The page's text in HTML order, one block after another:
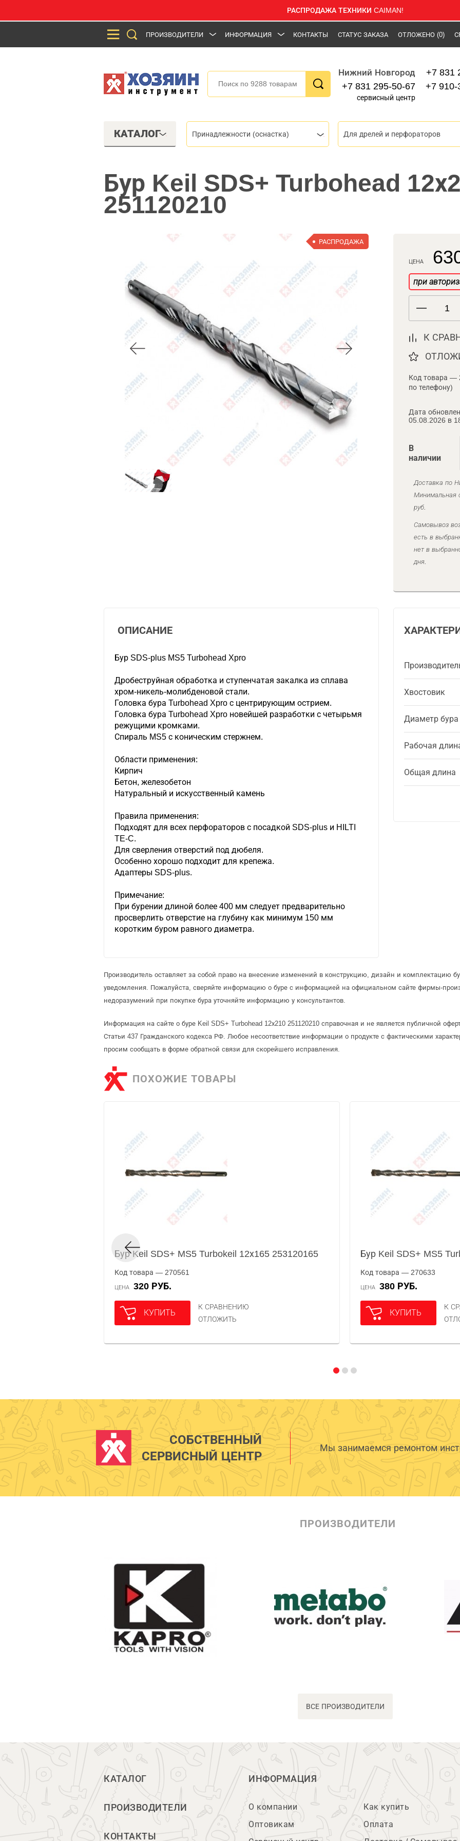
РАСПРОДАЖА ТЕХНИКИ CAIMAN!
ПРОИЗВОДИТЕЛИ ИНФОРМАЦИЯ КОНТАКТЫ СТАТУС ЗАКАЗА ОТЛОЖЕНО (0)
Нижний Новгород
+7 831 295-50-67
сервисный центр
+7 831
+7 910-
КАТАЛОГ Принадлежности (оснастка) Для дрелей и перфораторов
Бур Keil SDS+ Turbohead
251120210
РАСПРОДАЖА
ЦЕНА
при
К
Код товара —
по телефону)
Дата
05.08.2026 в
В
наличии
Доставка по
Минимальная
руб.
Самовывоз
есть в
нет в
дня.
Хвостовик
Диаметр бура
Рабочая
Общая длина
ОПИСАНИЕ
Бур SDS-plus MS5 Turbohead Xpro
Дробеструйная обработка и ступенчатая закалка из сплава
хром-никель-молибденовой стали.
Головка бура Turbohead Xpro с центрирующим острием.
Головка бура Turbohead Xpro новейшей разработки с четырьмя
режущими кромками.
Спираль MS5 с коническим стержнем.
Области применения:
Кирпич
Бетон, железобетон
Натуральный и искусственный камень
Правила применения:
Подходят для всех перфораторов с посадкой SDS-plus и HILTI
TE-C.
Для сверления отверстий под дюбеля.
Особенно хорошо подходит для крепежа.
Адаптеры SDS-plus.
Примечание:
При бурении длиной более 400 мм следует предварительно
просверлить отверстие на глубину как минимум 150 мм
коротким буром равного диаметра.
Производитель оставляет за собой право на внесение изменений в конструкцию, дизайн и комплектацию
уведомления. Пожалуйста, сверяйте информацию о буре с информацией на официальном сайте фирмы-
недоразумений при покупке бура уточняйте информацию у консультантов.
Информация на сайте о буре Keil SDS+ Turbohead 12х210 251120210 справочная и не является публичной
Статьи 437 Гражданского кодекса РФ. Любое несоответствие информации о продукте с фактическими
просим сообщать в форме обратной связи для скорейшего исправления.
ПОХОЖИЕ ТОВАРЫ
Бур Keil SDS+ MS5 Turbokeil 12х165 253120165
Код товара — 270561
ЦЕНА 320 РУБ.
КУПИТЬ
К СРАВНЕНИЮ
ОТЛОЖИТЬ
Бур Keil SDS+ MS5
Код товара — 270633
ЦЕНА 380 РУБ.
КУПИТЬ
К
СОБСТВЕННЫЙ
СЕРВИСНЫЙ ЦЕНТР
Мы занимаемся ремонтом
ПРОИЗВОДИТЕЛИ
ВСЕ ПРОИЗВОДИТЕЛИ
КАТАЛОГ
ПРОИЗВОДИТЕЛИ
КОНТАКТЫ
ИНФОРМАЦИЯ
О компании
Оптовикам
Как купить
Оплата